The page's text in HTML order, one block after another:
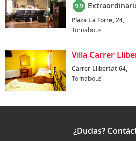
9.9
Plaza La Torre, 24,
Tornabous
Villa Carrer
Carrer Llibertat 64,
Tornabous
¿Dudas?